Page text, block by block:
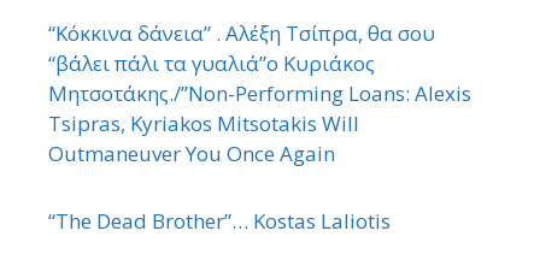
“Κόκκινα δάνεια” . Αλέξη Τσίπρα, θα σου
“βάλει πάλι τα γυαλιά”ο Κυριάκος
Μητσοτάκης./”Non-Performing Loans: Alexis
Tsipras, Kyriakos Mitsotakis Will
Outmaneuver You Once Again
“The Dead Brother”… Kostas Laliotis